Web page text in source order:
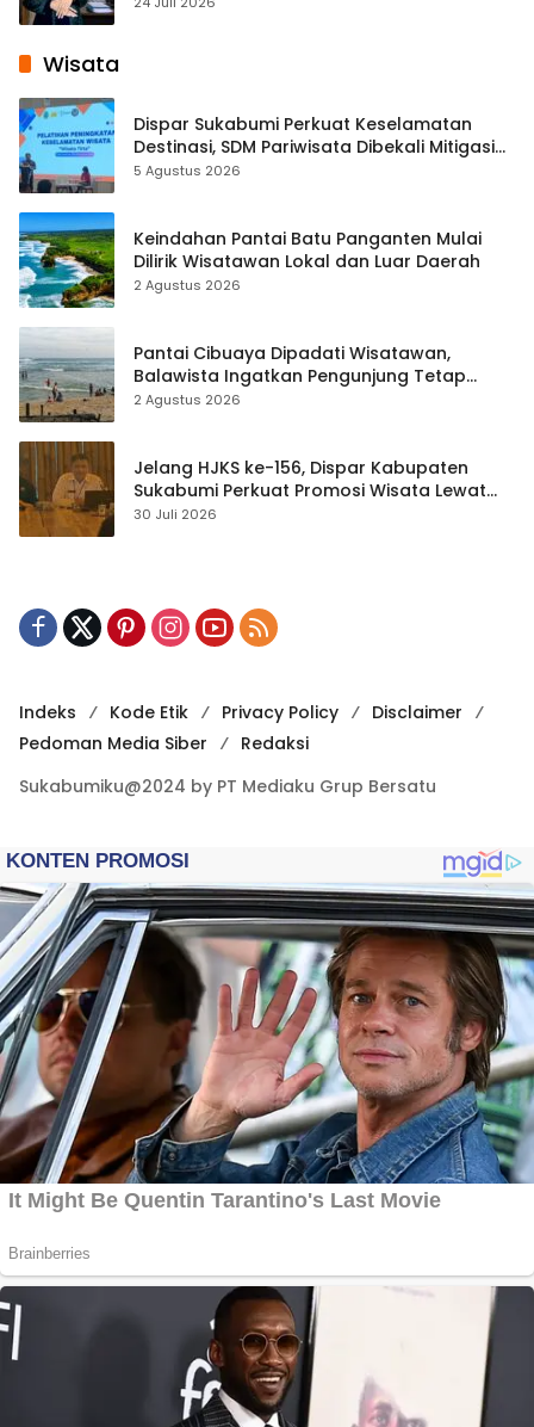
Wisata
Dispar Sukabumi Perkuat Keselamatan
Destinasi, SDM Pariwisata Dibekali Mitigasi
hingga Teknik Evakuasi
5 Agustus 2026
Keindahan Pantai Batu Panganten Mulai
Dilirik Wisatawan Lokal dan Luar Daerah
2 Agustus 2026
Pantai Cibuaya Dipadati Wisatawan,
Balawista Ingatkan Pengunjung Tetap
Waspada
2 Agustus 2026
Jelang HJKS ke-156, Dispar Kabupaten
Sukabumi Perkuat Promosi Wisata Lewat
Publikasi Digital
30 Juli 2026
Indeks Kode Etik Privacy Policy
Disclaimer
Pedoman Media Siber
Redaksi
Sukabumiku@2024 by PT Mediaku Grup Bersatu